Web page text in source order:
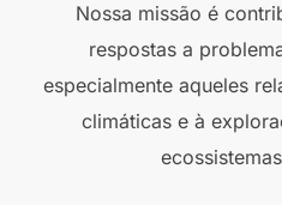
Nossa missão é
respostas a
especialmente aqueles
climáticas e à